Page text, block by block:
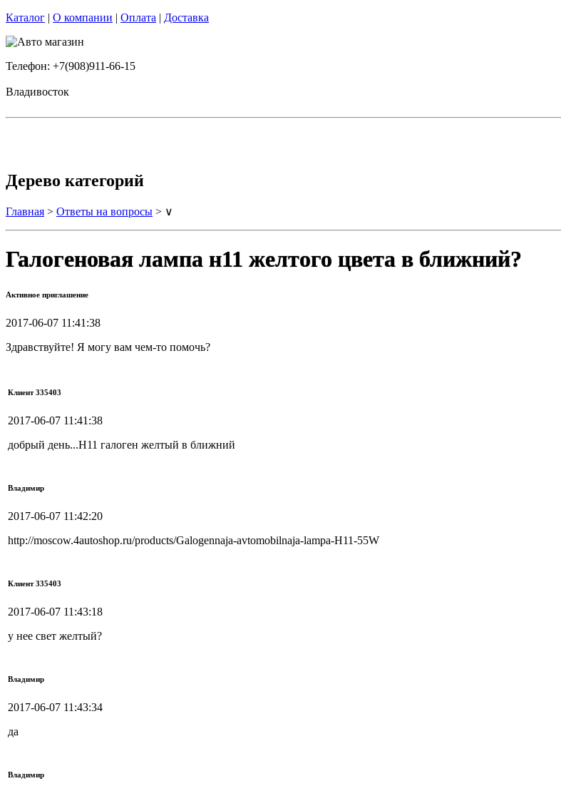
Каталог | О компании | Оплата | Доставка
Телефон: +7(908)911-66-15
Владивосток
Дерево категорий
Главная > Ответы на вопросы > ∨
Галогеновая лампа н11 желтого цвета в ближний?
Активное приглашение
2017-06-07 11:41:38
Здравствуйте! Я могу вам чем-то помочь?
Клиент 335403
2017-06-07 11:41:38
добрый день...Н11 галоген желтый в ближний
Владимир
2017-06-07 11:42:20
http://moscow.4autoshop.ru/products/Galogennaja-avtomobilnaja-lampa-H11-55W
Клиент 335403
2017-06-07 11:43:18
у нее свет желтый?
Владимир
2017-06-07 11:43:34
да
Владимир